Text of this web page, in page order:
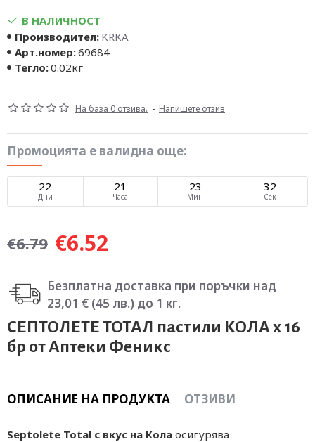
В НАЛИЧНОСТ
Производител: KRKA
Арт.номер:69684
Тегло:0.02кг
На база 0 отзива. - Напишете отзив
Промоцията е валидна още:
22
Дни
21
Часа
23
Мин
32
Сек
€6.52
€6.79
Безплатна доставка при поръчки над
23,01 € (45 лв.) до 1 кг.
СЕПТОЛЕТЕ ТОТАЛ пастили КОЛА х 16
бр от Аптеки Феникс
ОПИСАНИЕ НА ПРОДУКТА ОТЗИВИ
Septolete Total с вкус на Кола осигурява